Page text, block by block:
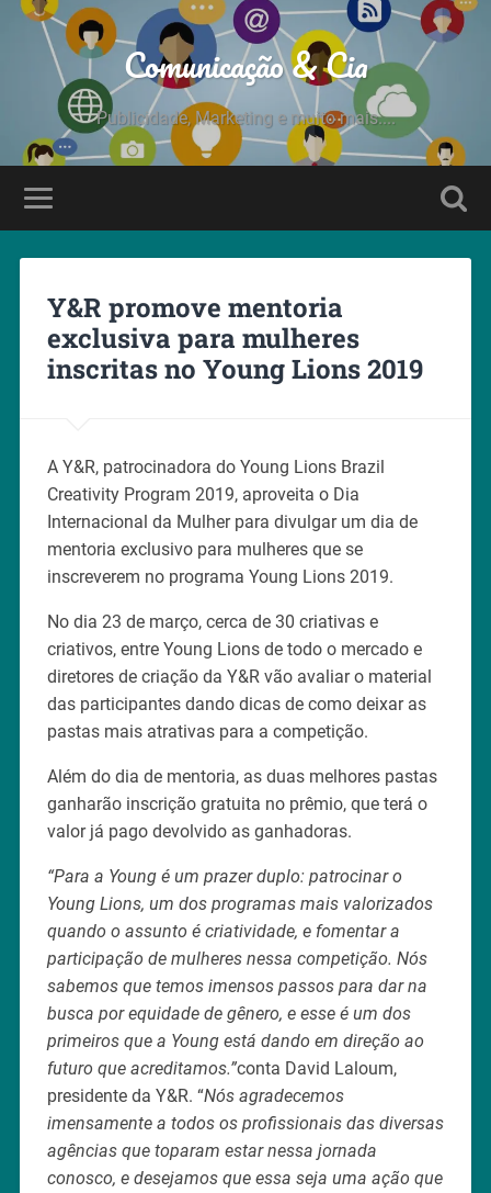
Comunicação & Cia
Publicidade, Marketing e muito mais....
Y&R promove mentoria
exclusiva para mulheres
inscritas no Young Lions 2019
A Y&R, patrocinadora do Young Lions Brazil
Creativity Program 2019, aproveita o Dia
Internacional da Mulher para divulgar um dia de
mentoria exclusivo para mulheres que se
inscreverem no programa Young Lions 2019.
No dia 23 de março, cerca de 30 criativas e
criativos, entre Young Lions de todo o mercado e
diretores de criação da Y&R vão avaliar o material
das participantes dando dicas de como deixar as
pastas mais atrativas para a competição.
Além do dia de mentoria, as duas melhores pastas
ganharão inscrição gratuita no prêmio, que terá o
valor já pago devolvido as ganhadoras.
“Para a Young é um prazer duplo: patrocinar o
Young Lions, um dos programas mais valorizados
quando o assunto é criatividade, e fomentar a
participação de mulheres nessa competição. Nós
sabemos que temos imensos passos para dar na
busca por equidade de gênero, e esse é um dos
primeiros que a Young está dando em direção ao
futuro que acreditamos.”conta David Laloum,
presidente da Y&R. “Nós agradecemos
imensamente a todos os profissionais das diversas
agências que toparam estar nessa jornada
conosco, e desejamos que essa seja uma ação que